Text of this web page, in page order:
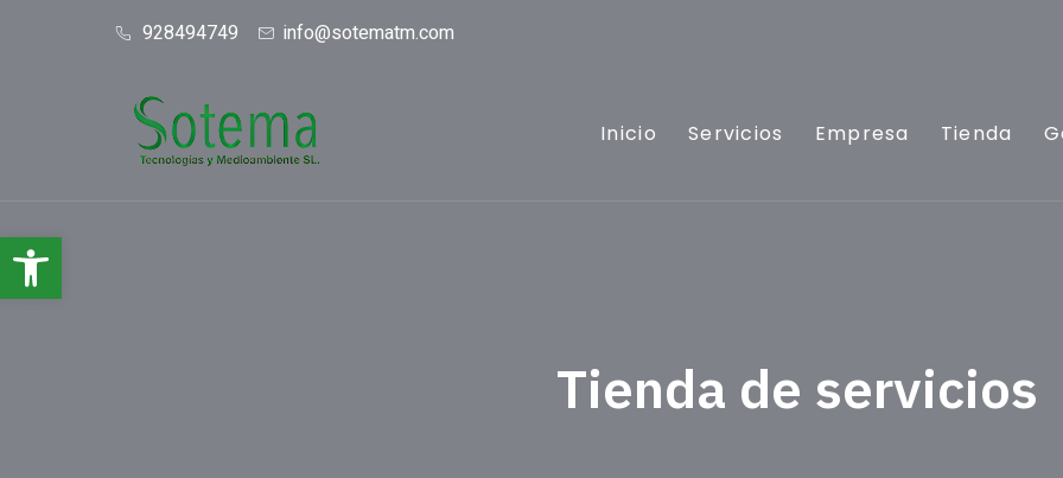
Abrir barra de herramientas
928494749 info@sotematm.com
Inicio Servicios Empresa Tienda
Tienda de servicios